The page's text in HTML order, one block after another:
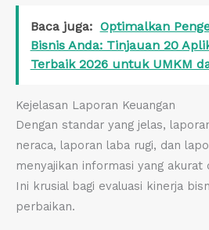
Baca juga: Optimalkan
Bisnis Anda: Tinjauan 20
Terbaik 2026 untuk UMKM
Kejelasan Laporan Keuangan
Dengan standar yang jelas,
neraca, laporan laba rugi, dan
menyajikan informasi yang akurat
Ini krusial bagi evaluasi kinerja
perbaikan.